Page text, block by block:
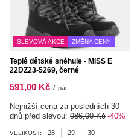
SLEVOVÁ AKCE ZMĚNA CENY
Teplé dětské sněhule - MISS E
22DZ23-5269, černé
591,00 Kč / pár
Nejnižší cena za posledních 30
dnů před slevou: 986,00 Kč -40%
VELIKOST: 28 29 30